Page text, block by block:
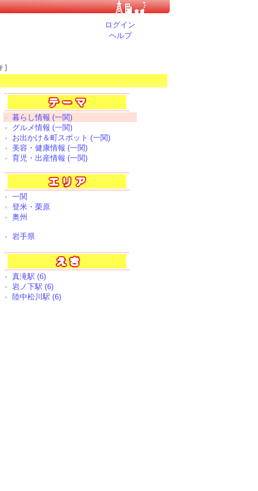
ログイン
ヘルプ
]
暮らし情報 (一関)
グルメ情報 (一関)
お出かけ＆町スポット (一関)
美容・健康情報 (一関)
育児・出産情報 (一関)
一関
登米・栗原
奥州
岩手県
真滝駅 (6)
岩ノ下駅 (6)
陸中松川駅 (6)